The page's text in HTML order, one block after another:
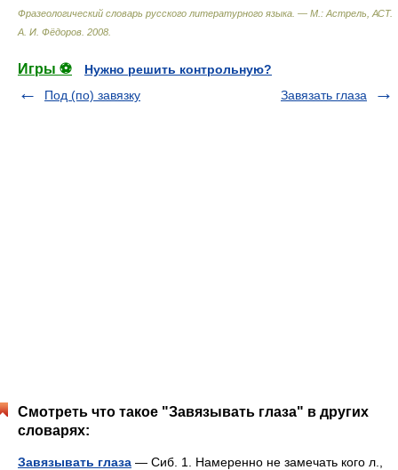
Фразеологический словарь русского литературного языка. — М.: Астрель, АСТ.
А. И. Фёдоров 2008
Игры ⚽
Нужно решить контрольную?
Под (по) завязку
Завязать глаза
Смотреть что такое "Завязывать глаза" в других
словарях:
Завязывать глаза — Сиб. 1. Намеренно не замечать кого л.,